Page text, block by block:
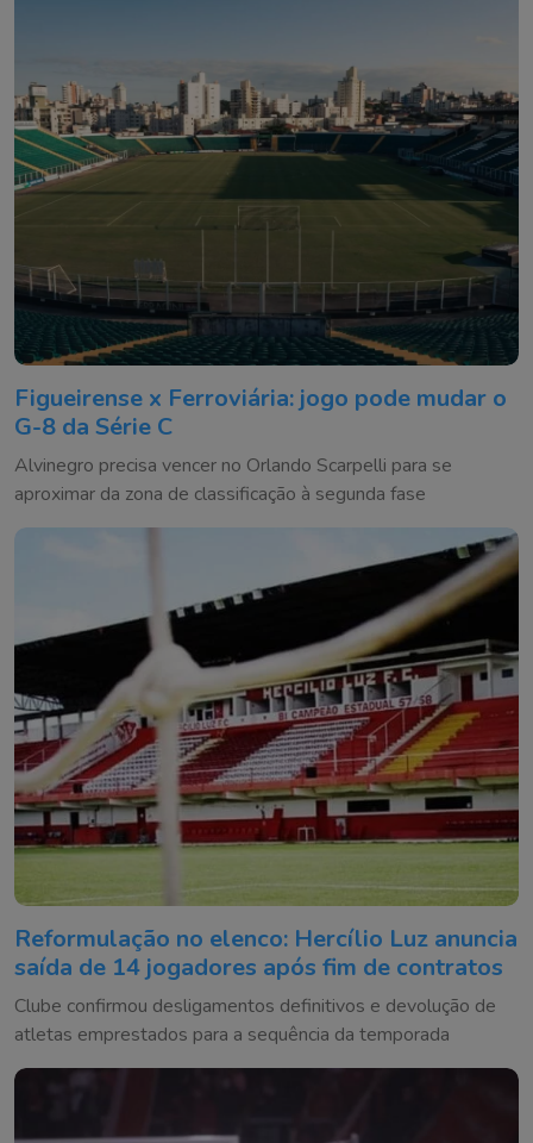
Figueirense x Ferroviária: jogo pode mudar o
G-8 da Série C
Alvinegro precisa vencer no Orlando Scarpelli para se
aproximar da zona de classificação à segunda fase
Reformulação no elenco: Hercílio Luz anuncia
saída de 14 jogadores após fim de contratos
Clube confirmou desligamentos definitivos e devolução de
atletas emprestados para a sequência da temporada